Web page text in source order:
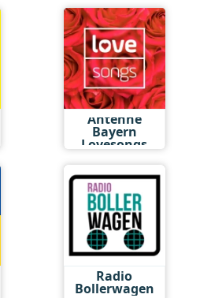
Antenne
Bayern
Lovesongs
Radio
Bollerwagen